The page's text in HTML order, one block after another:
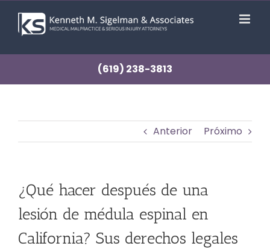
contenido
(619) 238-3813
Anterior Próximo
¿Qué hacer después de una
lesión de médula espinal en
California? Sus derechos legales